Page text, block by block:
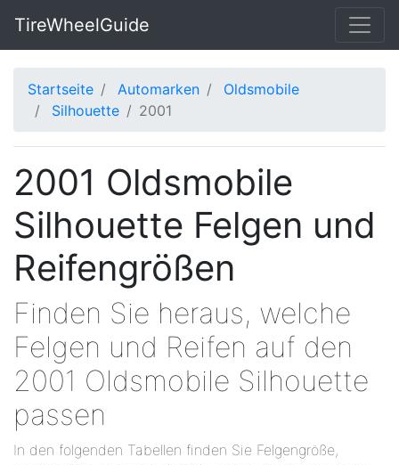
TireWheelGuide
Startseite Automarken
Oldsmobile
Silhouette
2001
2001 Oldsmobile
Silhouette Felgen und
Reifengrößen
Finden Sie heraus, welche
Felgen und Reifen auf den
2001 Oldsmobile Silhouette
passen
In den folgenden Tabellen finden Sie Felgengröße,